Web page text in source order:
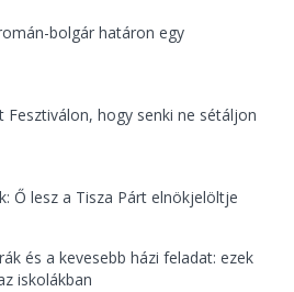
bolgár határon egy
Fesztiválon, hogy senki ne sétáljon
Ő lesz a Tisza Párt elnökjelöltje
és a kevesebb házi feladat: ezek
iskolákban